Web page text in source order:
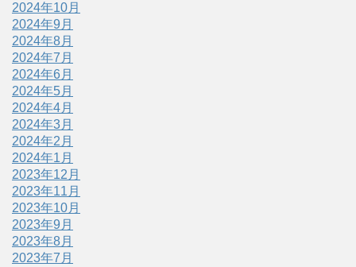
2024年10月
2024年9月
2024年8月
2024年7月
2024年6月
2024年5月
2024年4月
2024年3月
2024年2月
2024年1月
2023年12月
2023年11月
2023年10月
2023年9月
2023年8月
2023年7月